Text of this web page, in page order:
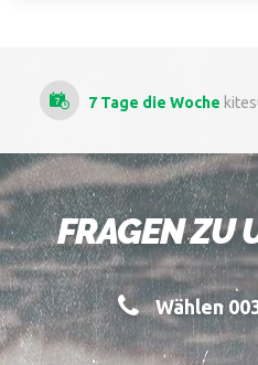
kitesurfkursen Als
FRAGEN ZU
Wählen